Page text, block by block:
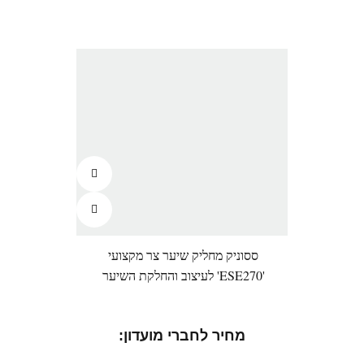
ססוניק מחליק שיער צר מקצועי
'ESE270' לעיצוב והחלקת השיער
מחיר לחברי מועדון: